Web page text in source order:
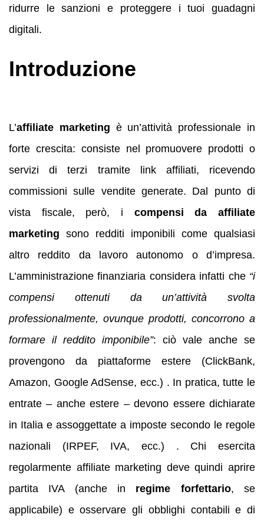
ridurre le sanzioni e proteggere i tuoi guadagni
digitali.
Introduzione
L’affiliate marketing è un’attività professionale in
forte crescita: consiste nel promuovere prodotti o
servizi di terzi tramite link affiliati, ricevendo
commissioni sulle vendite generate. Dal punto di
vista fiscale, però, i compensi da affiliate
marketing sono redditi imponibili come qualsiasi
altro reddito da lavoro autonomo o d’impresa.
L’amministrazione finanziaria considera infatti che “i
compensi ottenuti da un’attività svolta
professionalmente, ovunque prodotti, concorrono a
formare il reddito imponibile”: ciò vale anche se
provengono da piattaforme estere (ClickBank,
Amazon, Google AdSense, ecc.) . In pratica, tutte le
entrate – anche estere – devono essere dichiarate
in Italia e assoggettate a imposte secondo le regole
nazionali (IRPEF, IVA, ecc.) . Chi esercita
regolarmente affiliate marketing deve quindi aprire
partita IVA (anche in regime forfettario, se
applicabile) e osservare gli obblighi contabili e di